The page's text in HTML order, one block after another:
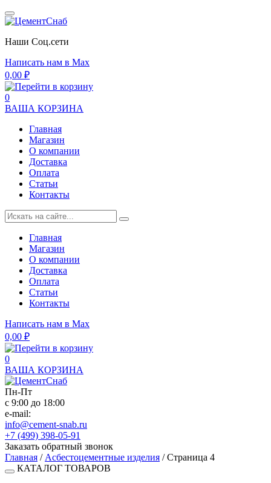
Наши Cоц.сети
Написать нам в Max
0,00 ₽
0
ВАША КОРЗИНА
Главная
Магазин
О компании
Доставка
Оплата
Статьи
Контакты
Главная
Магазин
О компании
Доставка
Оплата
Статьи
Контакты
Написать нам в Max
0,00 ₽
0
ВАША КОРЗИНА
Пн-Пт
с 9:00 до 18:00
e-mail:
info@cement-snab.ru
+7 (499) 398-05-91
Заказать обратный звонок
Главная / Асбестоцементные изделия / Страница 4
КАТАЛОГ ТОВАРОВ